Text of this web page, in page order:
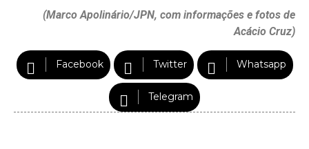
(Marco Apolinário/JPN, com informações e fotos de
Acácio Cruz)
Facebook Twitter Whatsapp
Telegram